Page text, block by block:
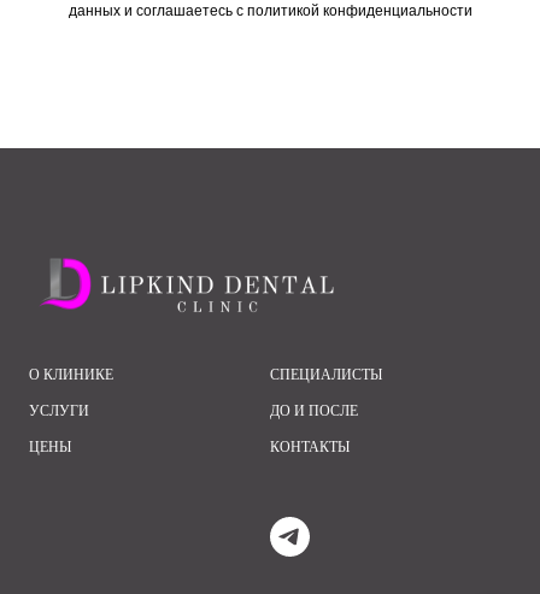
данных и соглашаетесь c политикой конфиденциальности
О КЛИНИКЕ
УСЛУГИ
ЦЕНЫ
СПЕЦИАЛИСТЫ
ДО И ПОСЛЕ
КОНТАКТЫ